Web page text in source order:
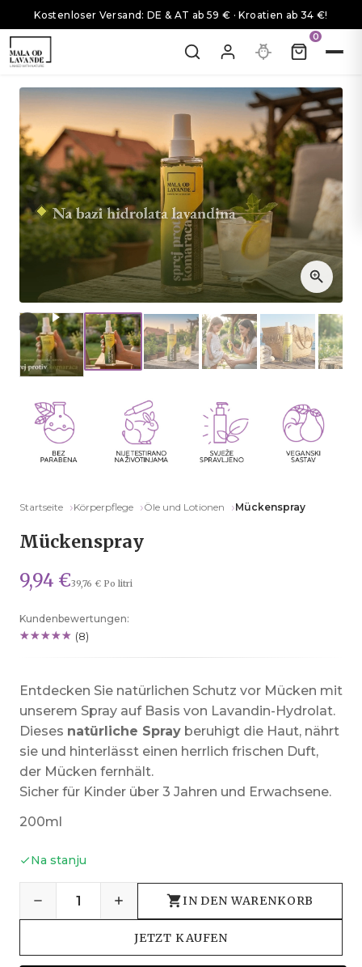
Kostenloser Versand: DE & AT ab 59 € · Kroatien ab 34 €!
0
Startseite Körperpflege Öle und Lotionen Mückenspray
Mückenspray
9,94 €39,76 € Po litri
Kundenbewertungen:
(8)
Entdecken Sie natürlichen Schutz vor Mücken mit
unserem Spray auf Basis von Lavandin-Hydrolat.
Dieses natürliche Spray beruhigt die Haut, nährt
sie und hinterlässt einen herrlich frischen Duft,
der Mücken fernhält.
Sicher für Kinder über 3 Jahren und Erwachsene.
200ml
Na stanju
IN DEN WARENKORB
JETZT KAUFEN